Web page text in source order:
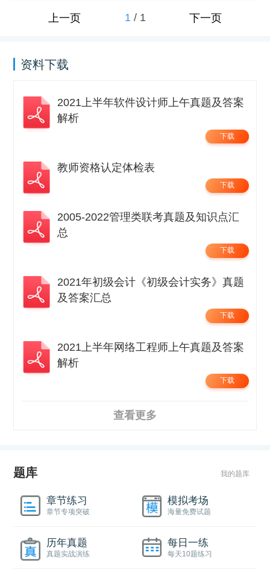
上一页 1 / 1 下一页
资料下载
2021上半年软件设计师上午真题及答案
解析
下载
教师资格认定体检表
下载
2005-2022管理类联考真题及知识点汇
总
下载
2021年初级会计《初级会计实务》真题
及答案汇总
下载
2021上半年网络工程师上午真题及答案
解析
下载
查看更多
题库 我的题库
章节练习
章节专项突破
模拟考场
海量免费试题
历年真题
真题实战演练
每日一练
每天10题练习